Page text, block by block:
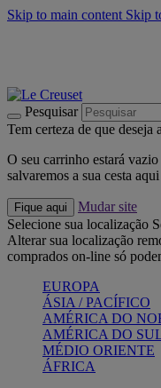
Skip to main content Skip
Pesquisar
Tem certeza de que deseja
O seu carrinho estará
salvaremos a sua cesta
Fique aqui
Mudar site
Selecione sua localização
Alterar sua localização
comprados on-line só
EUROPA
ÁSIA / PACÍFICO
AMÉRICA DO
AMÉRICA DO
MÉDIO ORIENTE
ÁFRICA